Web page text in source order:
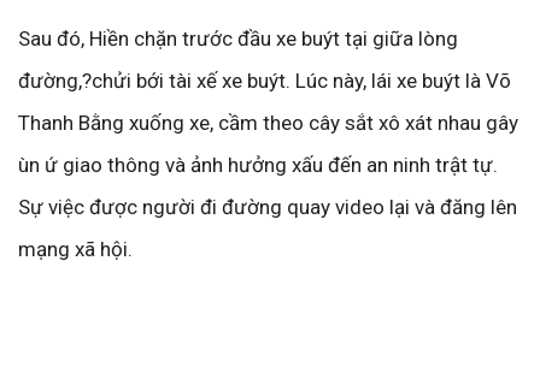
Sau đó, Hiền chặn trước đầu xe buýt tại giữa lòng
đường,?chửi bới tài xế xe buýt. Lúc này, lái xe buýt là Võ
Thanh Bằng xuống xe, cầm theo cây sắt xô xát nhau gây
ùn ứ giao thông và ảnh hưởng xấu đến an ninh trật tự.
Sự việc được người đi đường quay video lại và đăng lên
mạng xã hội.